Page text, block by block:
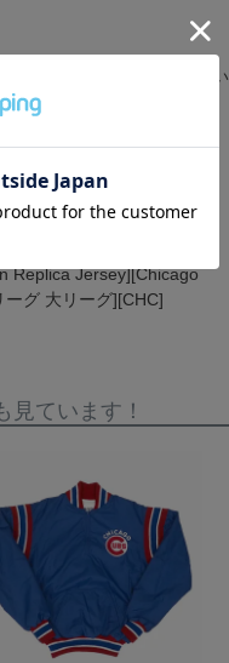
ズに差が生じる場合がござい
れる場合がございます。
品質マークに従ってくださ
Replica Jersey][Chicago
グ 大リーグ][CHC]
見ています！